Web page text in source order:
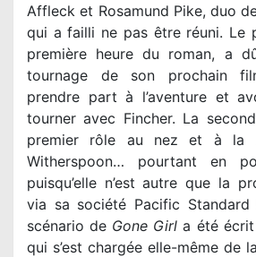
Affleck et Rosamund Pike, duo
qui a failli ne pas être réuni. Le
première heure du roman, a
tournage de son prochain
prendre part à l’aventure et
tourner avec Fincher. La
premier rôle au nez et à la
Witherspoon… pourtant en
puisqu’elle n’est autre que la
via sa société Pacific
scénario de Gone Girl a été écrit
qui s’est chargée elle-même de